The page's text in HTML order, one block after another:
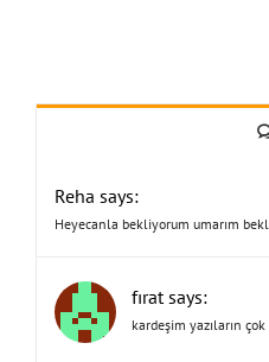
Reha says:
Heyecanla bekliyorum umarım
fırat says:
kardeşim yazıların